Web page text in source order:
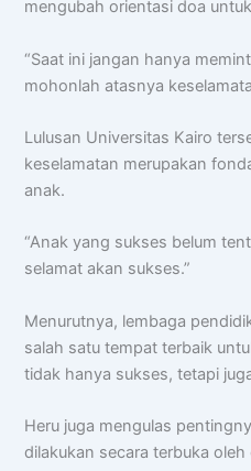
mengubah orientasi doa
“Saat ini jangan hanya
mohonlah atasnya
Lulusan Universitas Kairo
keselamatan merupakan
anak.
“Anak yang sukses belum
selamat akan sukses.”
Menurutnya, lembaga
salah satu tempat terbaik
tidak hanya sukses, tetapi
Heru juga mengulas
dilakukan secara terbuka